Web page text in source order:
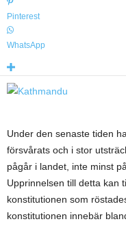
Pinterest
WhatsApp
Under den senaste tiden
försvårats och i stor
pågår i landet, inte minst
Upprinnelsen till detta kan
konstitutionen som
konstitutionen innebär